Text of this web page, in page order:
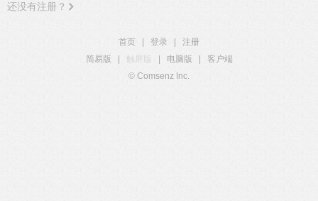
还没有注册？
首页 登录
注册
简易版
触屏版 电脑版
客户端
© Comsenz Inc.